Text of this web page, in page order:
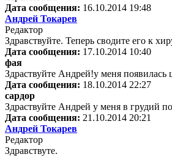
Дата сообщения: 16.10.2014 19:48
Андрей Токарев
Редактор
Здравствуйте. Теперь сводите его к
Дата сообщения: 17.10.2014 10:40
фая
Здраствуйте Андрей!у меня
Дата сообщения: 18.10.2014 22:27
сардор
Здраствуйте Андрей у меня в
Дата сообщения: 21.10.2014 20:21
Андрей Токарев
Редактор
Здравствуте.